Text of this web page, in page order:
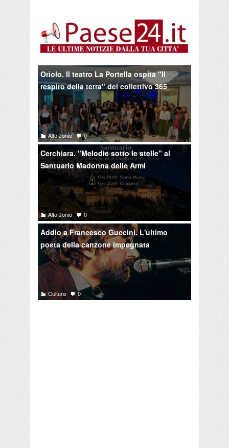
Oriolo. Il teatro La Portella ospita "Il
respiro della terra" del collettivo 365
Alto Jonio 0
Cerchiara. "Melodie sotto le stelle" al
Santuario Madonna delle Armi
Alto Jonio 0
Addio a Francesco Guccini. L'ultimo
poeta della canzone impegnata
Cultura 0